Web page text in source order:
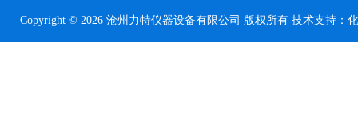
Copyright © 2026 沧州力特仪器设备有限公司 版权所有 技术支持：